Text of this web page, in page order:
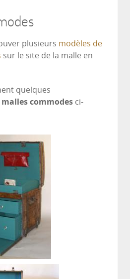
plusieurs modèles de
sur le site de la malle en
quelques
malles commodes ci-